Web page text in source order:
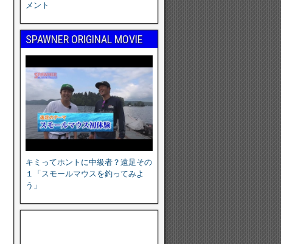
メント
SPAWNER ORIGINAL MOVIE
キミってホントに中級者？遠足その
１「スモールマウスを釣ってみよ
う」